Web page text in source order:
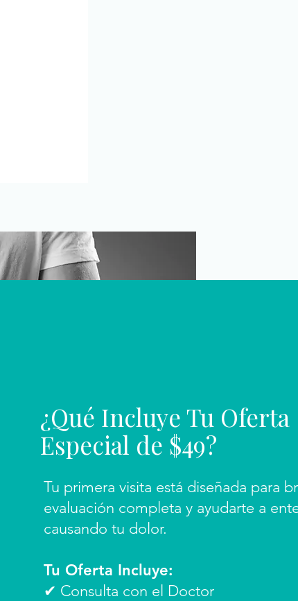
¿Qué Incluye Tu Oferta
Especial de $49?
Tu primera visita está diseñada para
evaluación completa y ayudarte a
causando tu dolor.
Tu Oferta Incluye:
✔ Consulta con el Doctor